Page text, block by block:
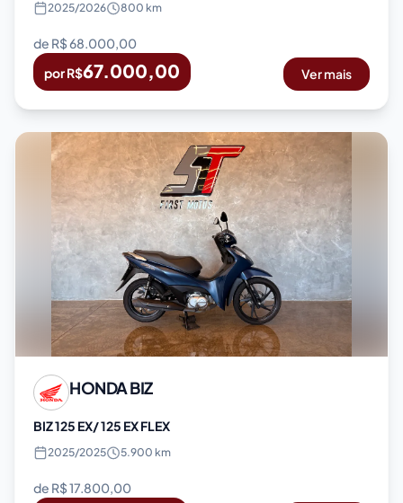
2025/2026 800 km
de R$68.000,00
por R$67.000,00 Ver mais
HONDABIZ
BIZ 125 EX/ 125 EX FLEX
2025/2025 5.900 km
de R$17.800,00